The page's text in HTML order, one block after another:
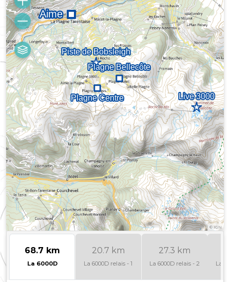
© IGN
68.7 km
La 6000D
20.7 km
La 6000D relais - 1
27.3 km
La 6000D relais - 2 La